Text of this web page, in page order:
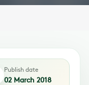
Publish date
02 March 2018